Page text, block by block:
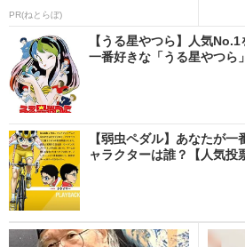
PR(ねとらぼ)
【うる星やつら】人気
一番好きな「うる星やつら
【弱虫ペダル】あなたが
ャラクターは誰？【人気投